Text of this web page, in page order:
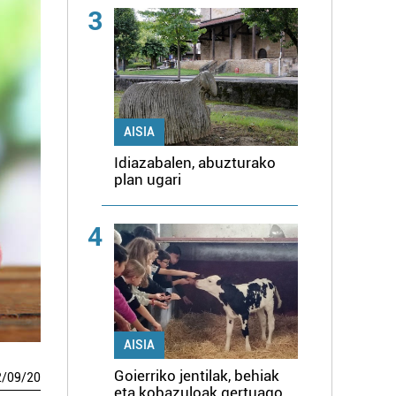
/09/20
3
AISIA
Idiazabalen, abuzturako
plan ugari
4
AISIA
Goierriko jentilak, behiak